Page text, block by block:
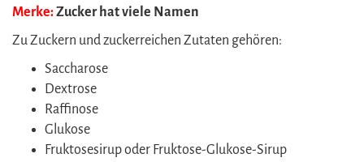
Merke:Zucker hat viele Namen
Zu Zuckern und zuckerreichen Zutaten gehören:
Saccharose
Dextrose
Raffinose
Glukose
Fruktosesirup oder Fruktose-Glukose-Sirup